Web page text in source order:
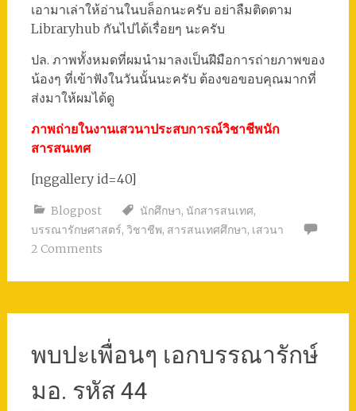
เอามาเล่าให้อ่านในบล็อกนะครับ อย่าลืมติดตาม
Libraryhub กันไปได้เรื่อยๆ นะครับ
ปล. ภาพทั้งหมดที่ผมนำมาลงเป็นฝีมือการถ่ายภาพของ
น้องๆ ที่เข้าฟังในวันนั้นนะครับ ต้องขอขอบคุณมากที่
ส่งมาให้ผมได้ดู
ภาพถ่ายในงานเสวนาประสบการณ์วิชาชีพนัก
สารสนเทศ
[nggallery id=40]
Blogpost นักศึกษา, นักสารสนเทศ,
บรรณารักษศาสตร์, วิชาชีพ, สารสนเทศศึกษา, เสวนา
2 Comments
พบปะเพื่อนๆ เอกบรรณารักษ์
มอ. รหัส 44